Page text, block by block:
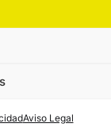
Aviso Legal